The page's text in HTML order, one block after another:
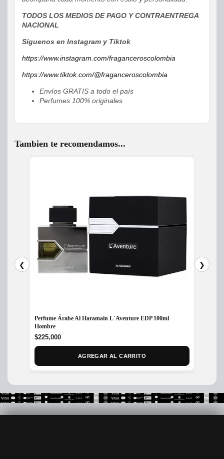
TODOS LOS MEDIOS DE PAGO Y CONTRAENTREGA
NACIONAL
Síguenos en Instagram y Tiktok
https://www.instagram.com/fraganceroscolombia
https://www.tiktok.com/@fraganceroscolombia
Envíos GRATIS a todo el país
Perfumes 100% originales
Tambien te recomendamos...
❮
Perfume Árabe Al Haramain L´Aventure EDP 100ml
Hombre
$225,000
AGREGAR AL CARRITO
❯